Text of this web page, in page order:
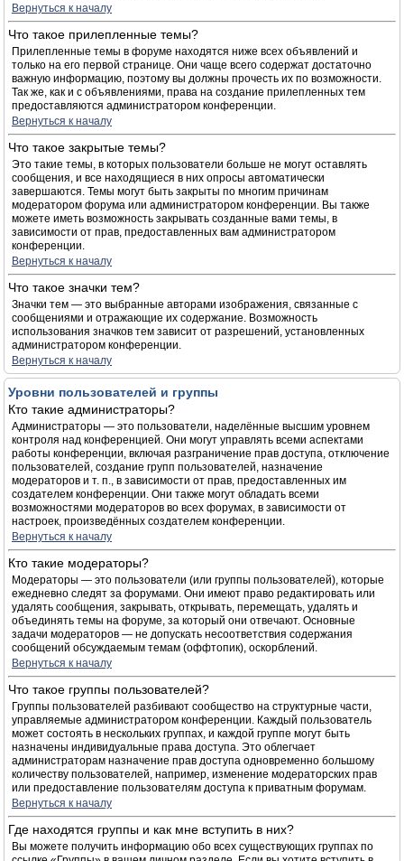
Вернуться к началу
Что такое прилепленные темы?
Прилепленные темы в форуме находятся ниже всех объявлений и
только на его первой странице. Они чаще всего содержат достаточно
важную информацию, поэтому вы должны прочесть их по возможности.
Так же, как и с объявлениями, права на создание прилепленных тем
предоставляются администратором конференции.
Вернуться к началу
Что такое закрытые темы?
Это такие темы, в которых пользователи больше не могут оставлять
сообщения, и все находящиеся в них опросы автоматически
завершаются. Темы могут быть закрыты по многим причинам
модератором форума или администратором конференции. Вы также
можете иметь возможность закрывать созданные вами темы, в
зависимости от прав, предоставленных вам администратором
конференции.
Вернуться к началу
Что такое значки тем?
Значки тем — это выбранные авторами изображения, связанные с
сообщениями и отражающие их содержание. Возможность
использования значков тем зависит от разрешений, установленных
администратором конференции.
Вернуться к началу
Уровни пользователей и группы
Кто такие администраторы?
Администраторы — это пользователи, наделённые высшим уровнем
контроля над конференцией. Они могут управлять всеми аспектами
работы конференции, включая разграничение прав доступа, отключение
пользователей, создание групп пользователей, назначение
модераторов и т. п., в зависимости от прав, предоставленных им
создателем конференции. Они также могут обладать всеми
возможностями модераторов во всех форумах, в зависимости от
настроек, произведённых создателем конференции.
Вернуться к началу
Кто такие модераторы?
Модераторы — это пользователи (или группы пользователей), которые
ежедневно следят за форумами. Они имеют право редактировать или
удалять сообщения, закрывать, открывать, перемещать, удалять и
объединять темы на форуме, за который они отвечают. Основные
задачи модераторов — не допускать несоответствия содержания
сообщений обсуждаемым темам (оффтопик), оскорблений.
Вернуться к началу
Что такое группы пользователей?
Группы пользователей разбивают сообщество на структурные части,
управляемые администратором конференции. Каждый пользователь
может состоять в нескольких группах, и каждой группе могут быть
назначены индивидуальные права доступа. Это облегчает
администраторам назначение прав доступа одновременно большому
количеству пользователей, например, изменение модераторских прав
или предоставление пользователям доступа к приватным форумам.
Вернуться к началу
Где находятся группы и как мне вступить в них?
Вы можете получить информацию обо всех существующих группах по